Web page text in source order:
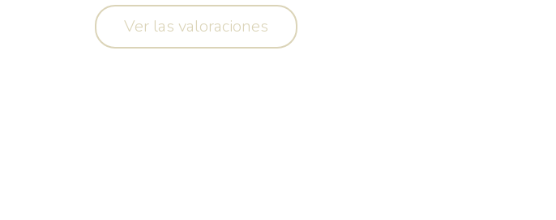
Ver las valoraciones